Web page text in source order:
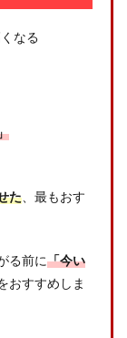
なる
た 、最もおす
る前に「今い
おすすめしま